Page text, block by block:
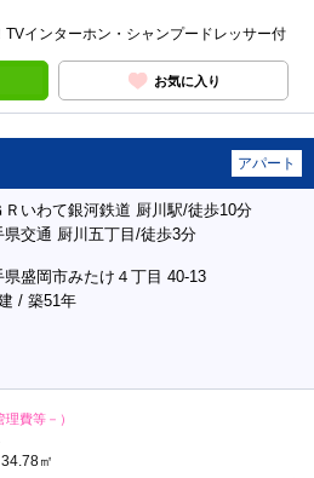
インターホン・シャンプードレッサー付
お気に入り
アパート
Ｒいわて銀河鉄道 厨川駅/徒歩10分
県交通 厨川五丁目/徒歩3分
県盛岡市みたけ４丁目 40-13
/ 築51年
理費等－）
㎡